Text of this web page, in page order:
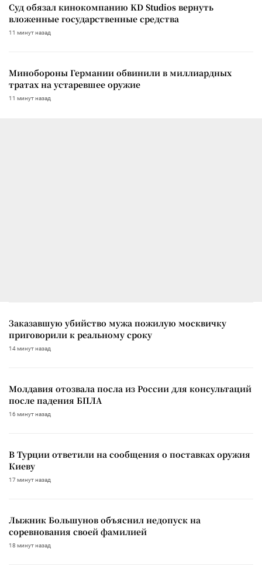
Суд обязал кинокомпанию KD Studios вернуть
вложенные государственные средства
11 минут назад
Минобороны Германии обвинили в миллиардных
тратах на устаревшее оружие
11 минут назад
Заказавшую убийство мужа пожилую москвичку
приговорили к реальному сроку
14 минут назад
Молдавия отозвала посла из России для консультаций
после падения БПЛА
16 минут назад
В Турции ответили на сообщения о поставках оружия
Киеву
17 минут назад
Лыжник Большунов объяснил недопуск на
соревнования своей фамилией
18 минут назад